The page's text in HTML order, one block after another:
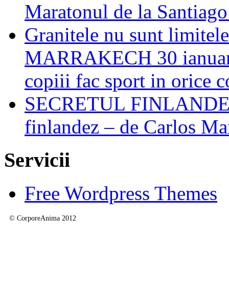
Maratonul de la
Granitele nu sunt
MARRAKECH 30
copiii fac sport in orice
SECRETUL
finlandez – de Carlos
Servicii
Free Wordpress Themes
© CorporeAnima 2012